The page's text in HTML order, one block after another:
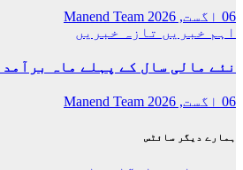
06 اگست, 2026
Manend Team
اہم خبریں تازہ خبریں
نئے مالی سال کے پہلے ماہ برآمدات میں 31.09 فیصد اضافہ،
06 اگست, 2026 Manend Team
ہمارے دیگر سائٹس